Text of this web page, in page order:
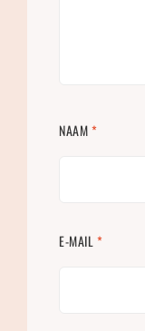
NAAM*
E-MAIL *